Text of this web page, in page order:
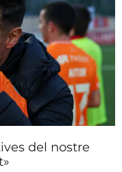
del nostre